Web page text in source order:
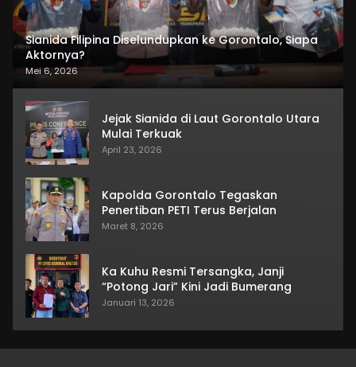
Sianida Filipina Diselundupkan ke Gorontalo, Siapa
Aktornya?
Mei 6, 2026
Jejak Sianida di Laut Gorontalo Utara
Mulai Terkuak
April 23, 2026
Kapolda Gorontalo Tegaskan
Penertiban PETI Terus Berjalan
Maret 8, 2026
Ka Kuhu Resmi Tersangka, Janji
“Potong Jari” Kini Jadi Bumerang
Januari 13, 2026